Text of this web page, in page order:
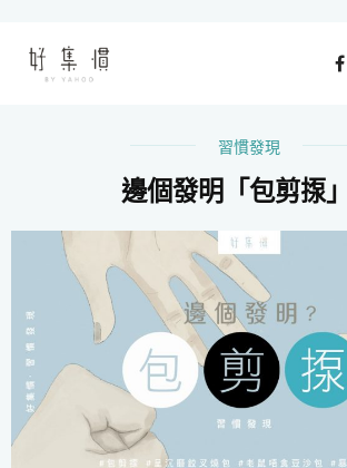
習慣發現
邊個發明「包剪揼